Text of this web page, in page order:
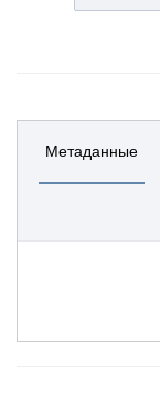
Метаданные